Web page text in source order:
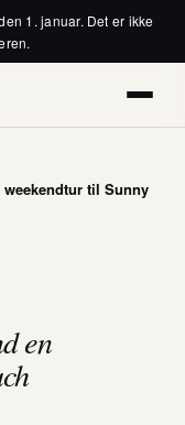
1. januar. Det er ikke
til Sunny
en